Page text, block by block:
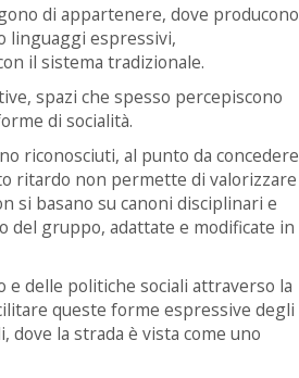
di appartenere, dove producono
linguaggi espressivi,
il sistema tradizionale.
spazi che spesso percepiscono
di socialità.
riconosciuti, al punto da concedere
ritardo non permette di valorizzare
si basano su canoni disciplinari e
del gruppo, adattate e modificate in
delle politiche sociali attraverso la
queste forme espressive degli
la strada è vista come uno